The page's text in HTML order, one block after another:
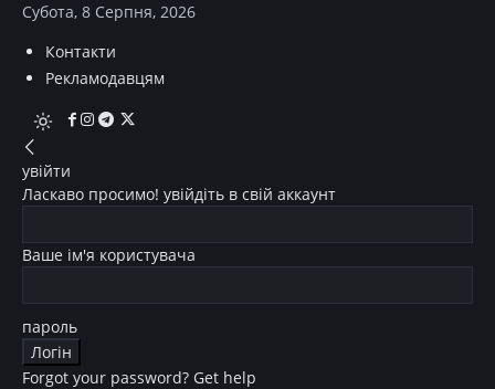
Субота, 8 Серпня, 2026
Контакти
Рекламодавцям
увійти
Ласкаво просимо! увійдіть в свій аккаунт
Ваше ім'я користувача
пароль
Forgot your password? Get help